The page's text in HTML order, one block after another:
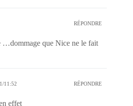
RÉPONDRE
…dommage que Nice ne le fait
11:52 RÉPONDRE
effet